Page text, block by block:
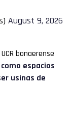
August 9, 2026
bonaerense
espacios
usinas de